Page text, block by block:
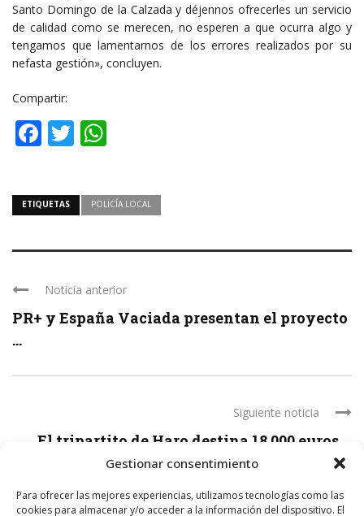
Gestionar consentimiento
Para ofrecer las mejores experiencias, utilizamos tecnologías como las
cookies para almacenar y/o acceder a la información del dispositivo. El
Santo Domingo de la Calzada y déjennos ofrecerles un servicio
de calidad como se merecen, no esperen a que ocurra algo y
tengamos que lamentarnos de los errores realizados por su
nefasta gestión», concluyen.
Compartir:
Facebook
Twitter
ETIQUETAS POLICÍA LOCAL
Noticia anterior
PR+ y España Vaciada presentan el proyecto
...
Siguiente noticia
El tripartito de Haro destina 18.000 euros ...